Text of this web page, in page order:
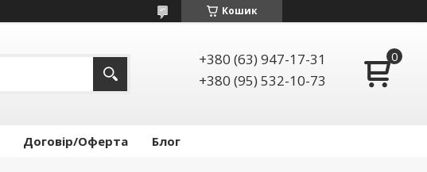
Кошик
+380 (63) 947-17-31
+380 (95) 532-10-73
Договір/Оферта Блог